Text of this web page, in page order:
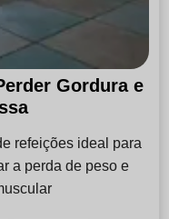
Gordura e
refeições ideal para
a perda de peso e